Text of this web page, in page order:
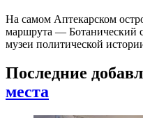
На самом Аптекарском
маршрута —
музеи политической
Последние
места